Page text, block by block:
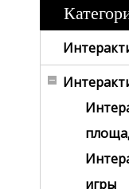
игры